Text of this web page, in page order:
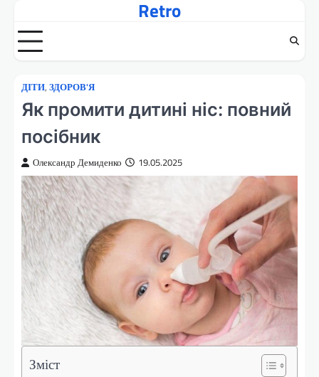
вмісту
Retro
ДІТИ, ЗДОРОВ'Я
Як промити дитині ніс: повний
посібник
Олександр Демиденко 19.05.2025
Зміст